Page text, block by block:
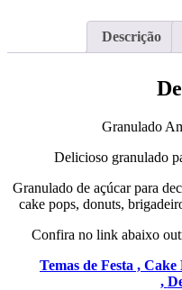
Descrição
Granulado
Delicioso granulado
Granulado de açúcar para
cake pops, donuts,
Confira no link abaixo
Temas de Festa , Cake
,